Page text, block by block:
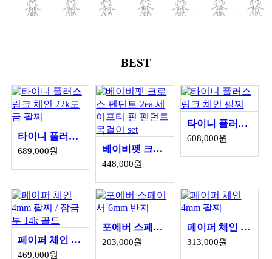
BEST
타이니 플러스 링크 체인 22k도금 팔찌
689,000원 베이비펫 크로스 펜던트 2ea 세이프티 핀 펜던트 목걸이 set
448,000원
타이니 플러스 링크 체인 팔찌
608,000원
페이퍼 체인 4mm 팔찌 / 잠금부 14k 골드
469,000원
포에버 스페이서 6mm 반지
203,000원
페이퍼 체인 4mm 팔찌
313,000원